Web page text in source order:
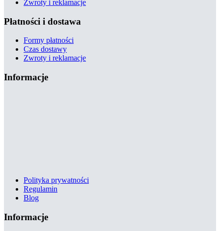
Zwroty i reklamacje
Płatności i dostawa
Formy płatności
Czas dostawy
Zwroty i reklamacje
Informacje
Polityka prywatności
Regulamin
Blog
Informacje